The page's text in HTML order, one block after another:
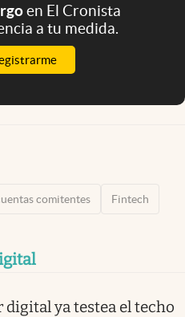
en El Cronista
a tu medida.
comitentes Fintech
digital ya testea el techo